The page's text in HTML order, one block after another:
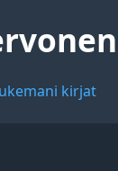
kirjat